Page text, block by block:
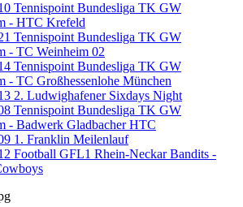
Tennispoint Bundesliga TK GW
- HTC Krefeld
Tennispoint Bundesliga TK GW
- TC Weinheim 02
Tennispoint Bundesliga TK GW
- TC Großhessenlohe München
2. Ludwighafener Sixdays Night
Tennispoint Bundesliga TK GW
- Badwerk Gladbacher HTC
1. Franklin Meilenlauf
Football GFL1 Rhein-Neckar Bandits -